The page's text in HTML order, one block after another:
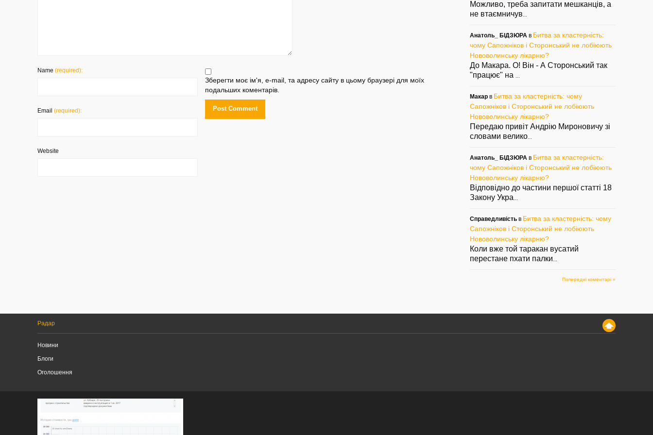
Name (required):
Email (required):
Website
Зберегти моє ім'я, e-mail, та адресу сайту в цьому браузері для моїх
подальших коментарів.
Можливо, треба запитати мешканців, а
не втаємничув
Анатоль_ БІДЗЮРА в Битва за кластерність:
чому Сапожніков і Сторонський не лобіюють
Нововолинську лікарню?
До Макара. О! Він - А Сторонський так
"працює" на
Макар в Битва за кластерність: чому
Сапожніков і Сторонський не лобіюють
Нововолинську лікарню?
Передаю привіт Андрію Мироновичу зі
словами велико
Анатоль_ БІДЗЮРА в Битва за кластерність:
чому Сапожніков і Сторонський не лобіюють
Нововолинську лікарню?
Відповідно до частини першої статті 18
Закону Укра
Справедливість в Битва за кластерність: чому
Сапожніков і Сторонський не лобіюють
Нововолинську лікарню?
Коли вже той таракан вусатий
перестане пхати палки
Попередні коментарі »
Радар
Новини
Блоги
Оголошення